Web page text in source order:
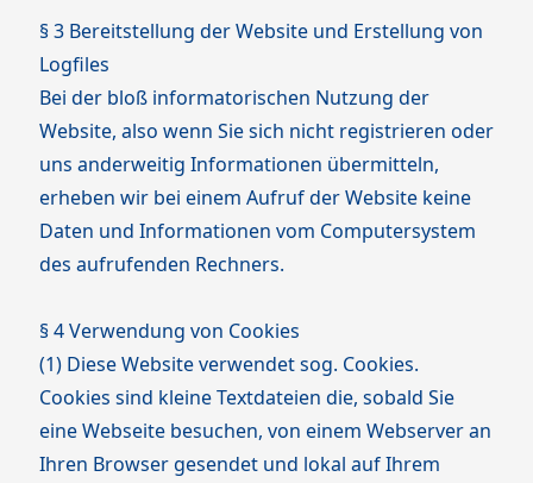
§ 3 Bereitstellung der Website und Erstellung von
Logfiles
Bei der bloß informatorischen Nutzung der
Website, also wenn Sie sich nicht registrieren oder
uns anderweitig Informationen übermitteln,
erheben wir bei einem Aufruf der Website keine
Daten und Informationen vom Computersystem
des aufrufenden Rechners.
§ 4 Verwendung von Cookies
(1) Diese Website verwendet sog. Cookies.
Cookies sind kleine Textdateien die, sobald Sie
eine Webseite besuchen, von einem Webserver an
Ihren Browser gesendet und lokal auf Ihrem